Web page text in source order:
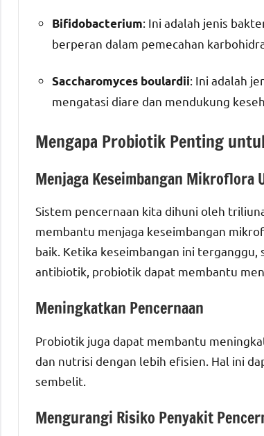
Bifidobacterium: Ini adalah jenis
berperan dalam pemecahan
Saccharomyces boulardii: Ini adalah
mengatasi diare dan mendukung
Mengapa Probiotik Penting
Menjaga Keseimbangan Mikroflora
Sistem pencernaan kita dihuni oleh
membantu menjaga keseimbangan
baik. Ketika keseimbangan ini
antibiotik, probiotik dapat membantu
Meningkatkan Pencernaan
Probiotik juga dapat membantu
dan nutrisi dengan lebih efisien. Hal ini
sembelit.
Mengurangi Risiko Penyakit